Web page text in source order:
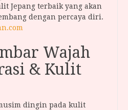
Jepang terbaik yang akan
dengan percaya diri.
Wajah
& Kulit
dingin pada kulit